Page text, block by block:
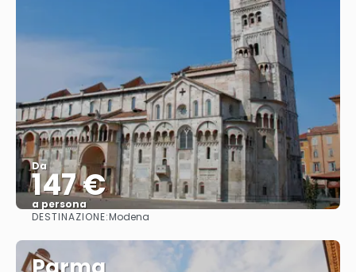
Da
147 €
a persona
DESTINAZIONE:Modena